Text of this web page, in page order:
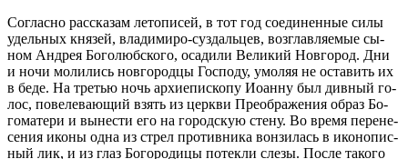
Со­глас­но рас­ска­зам ле­то­пи­сей, в тот год со­еди­нен­ные си­лы
удель­ных кня­зей, вла­ди­ми­ро-суз­даль­цев, воз­глав­ля­е­мые сы­
ном Ан­дрея Бо­го­люб­ско­го, оса­ди­ли Ве­ли­кий Нов­го­род. Дни
и но­чи мо­ли­лись нов­го­род­цы Гос­по­ду, умо­ляя не оста­вить их
в бе­де. На тре­тью ночь ар­хи­епи­ско­пу Иоанну был див­ный го­
лос, по­веле­ва­ю­щий взять из церк­ви Пре­об­ра­же­ния об­раз Бо­
го­ма­те­ри и вы­не­сти его на го­род­скую сте­ну. Во вре­мя пе­ре­не­
се­ния ико­ны од­на из стрел про­тив­ни­ка вон­зи­лась в ико­но­пис­
ный лик, и из глаз Бо­го­ро­ди­цы по­тек­ли сле­зы. По­сле та­ко­го